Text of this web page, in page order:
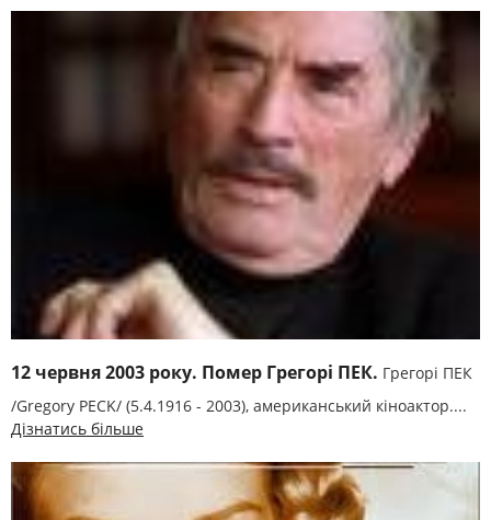
12 червня 2003 року. Помер Грегорі ПЕК. Грегорі ПЕК
/Gregory PECK/ (5.4.1916 - 2003), американський кіноактор....
Дізнатись більше